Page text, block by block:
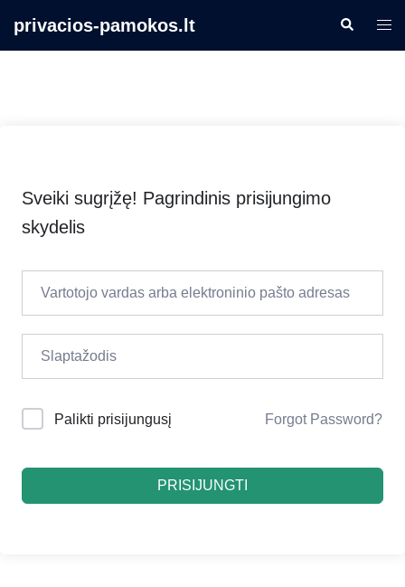
privacios-pamokos.lt Search
Sveiki sugrįžę! Pagrindinis prisijungimo
skydelis
Palikti prisijungusį Forgot Password?
PRISIJUNGTI